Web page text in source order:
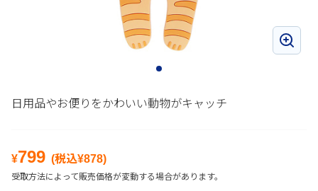
日用品やお便りをかわいい動物がキャッチ
¥799 (税込¥878)
受取方法によって販売価格が変動する場合があります。